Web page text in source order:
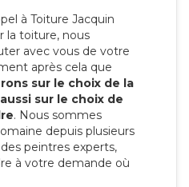
à Toiture Jacquin
la toiture, nous
avec vous de votre
après cela que
sur le choix de la
sur le choix de
. Nous sommes
depuis plusieurs
peintres experts,
à votre demande où